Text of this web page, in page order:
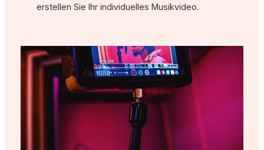
erstellen Sie Ihr individuelles Musikvideo.